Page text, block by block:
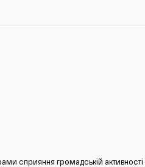
сприяння громадській